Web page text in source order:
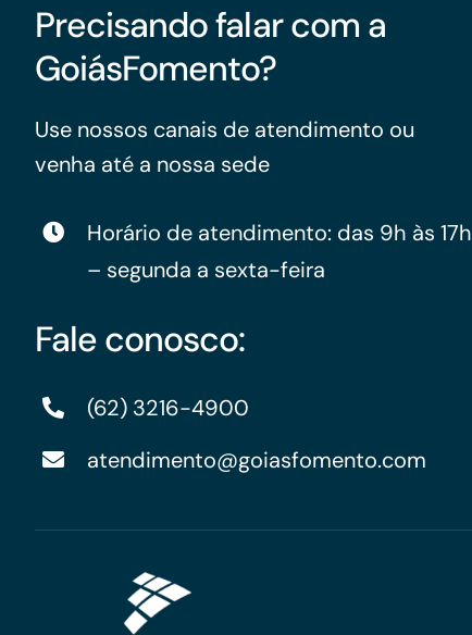
Precisando falar com a
GoiásFomento?
Use nossos canais de atendimento ou
venha até a nossa sede
Horário de atendimento: das 9h às 17h
– segunda a sexta-feira
Fale conosco:
(62) 3216-4900
atendimento@goiasfomento.com